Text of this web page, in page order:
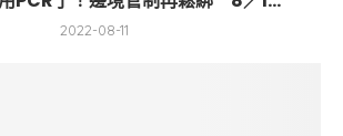
2022-08-11